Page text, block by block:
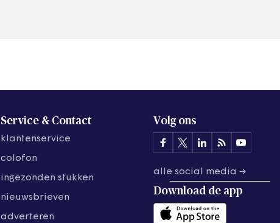
Service & Contact
klantenservice
colofon
ingezonden stukken
nieuwsbrieven
adverteren
Volg ons
alle social media →
Download de app